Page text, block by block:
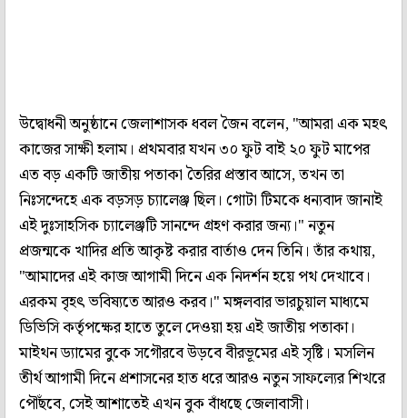
উদ্বোধনী অনুষ্ঠানে জেলাশাসক ধবল জৈন বলেন, "আমরা এক মহৎ
কাজের সাক্ষী হলাম। প্রথমবার যখন ৩০ ফুট বাই ২০ ফুট মাপের
এত বড় একটি জাতীয় পতাকা তৈরির প্রস্তাব আসে, তখন তা
নিঃসন্দেহে এক বড়সড় চ্যালেঞ্জ ছিল। গোটা টিমকে ধন্যবাদ জানাই
এই দুঃসাহসিক চ্যালেঞ্জটি সানন্দে গ্রহণ করার জন্য।" নতুন
প্রজন্মকে খাদির প্রতি আকৃষ্ট করার বার্তাও দেন তিনি। তাঁর কথায়,
"আমাদের এই কাজ আগামী দিনে এক নিদর্শন হয়ে পথ দেখাবে।
এরকম বৃহৎ ভবিষ্যতে আরও করব।" মঙ্গলবার ভারচুয়াল মাধ্যমে
ডিভিসি কর্তৃপক্ষের হাতে তুলে দেওয়া হয় এই জাতীয় পতাকা।
মাইথন ড্যামের বুকে সগৌরবে উড়বে বীরভূমের এই সৃষ্টি। মসলিন
তীর্থ আগামী দিনে প্রশাসনের হাত ধরে আরও নতুন সাফল্যের শিখরে
পৌঁছবে, সেই আশাতেই এখন বুক বাঁধছে জেলাবাসী।